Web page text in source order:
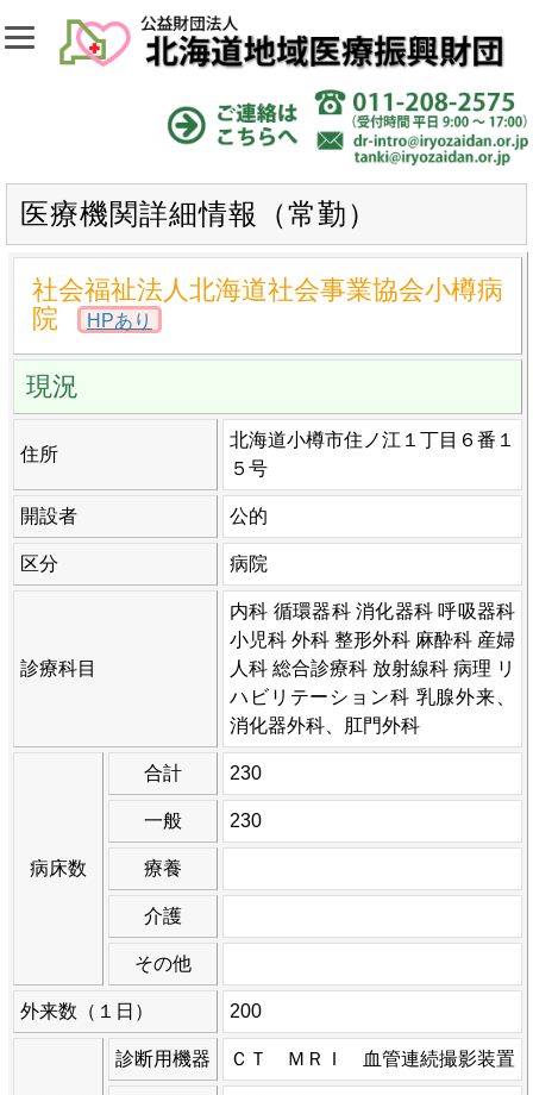
医療機関詳細情報（常勤）
社会福祉法人北海道社会事業協会小樽病
院
HPあり
現況
住所
北海道小樽市住ノ江１丁目６番１
５号
開設者 公的
区分 病院
診療科目
内科 循環器科 消化器科 呼吸器科
小児科 外科 整形外科 麻酔科 産婦
人科 総合診療科 放射線科 病理 リ
ハビリテーション科 乳腺外来、
消化器外科、肛門外科
病床数
合計 230
一般 230
療養
介護
その他
外来数（１日） 200
診断用機器 ＣＴ ＭＲＩ 血管連続撮影装置